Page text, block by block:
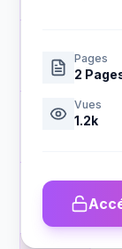
Pages
2
Vues
1.2k